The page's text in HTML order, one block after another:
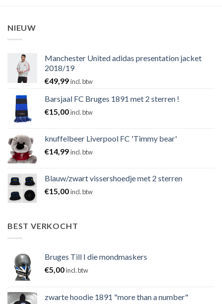
NIEUW
Manchester United adidas presentation jacket
2018/19
€49,99incl. btw
Barsjaal FC Bruges 1891 met 2 sterren !
€15,00incl. btw
knuffelbeer Liverpool FC 'Timmy bear'
€14,99incl. btw
Blauw/zwart vissershoedje met 2 sterren
€15,00incl. btw
BEST VERKOCHT
Bruges Till I die mondmaskers
€5,00incl. btw
zwarte hoodie 1891 "more than a number"